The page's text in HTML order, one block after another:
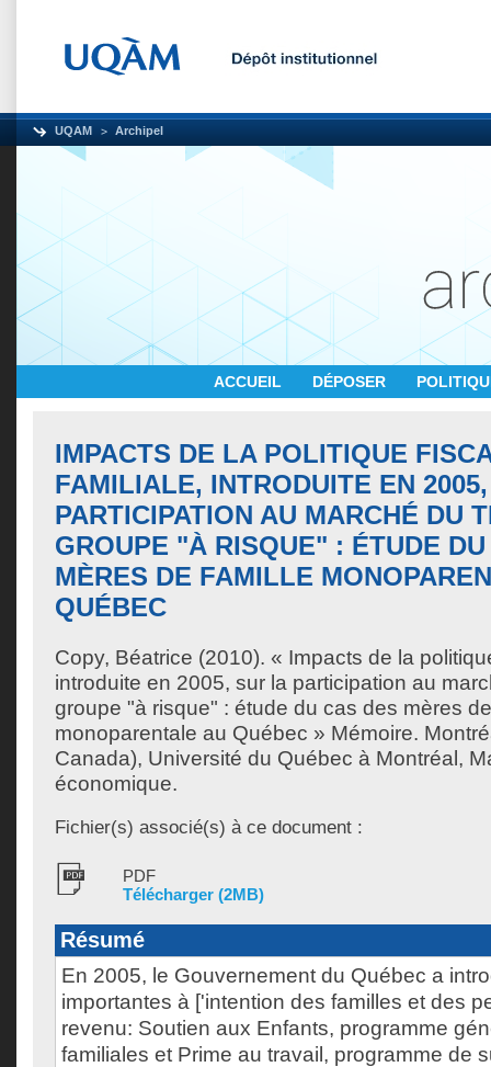
UQAM Archipel
ACCUEIL DÉPOSER
IMPACTS DE LA POLITIQUE
FAMILIALE, INTRODUITE EN
PARTICIPATION AU MARCHÉ DU
GROUPE "À RISQUE" : ÉTUDE
MÈRES DE FAMILLE
QUÉBEC
Copy, Béatrice (2010). « Impacts de la
introduite en 2005, sur la participation au
groupe "à risque" : étude du cas des mères
monoparentale au Québec » Mémoire.
Canada), Université du Québec à Montréal,
économique.
Fichier(s) associé(s) à ce document :
PDF
Télécharger (2MB)
Résumé
En 2005, le Gouvernement du Québec a
importantes à ['intention des familles et des
revenu: Soutien aux Enfants, programme
familiales et Prime au travail, programme de